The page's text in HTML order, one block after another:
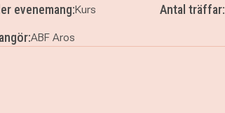
evenemang:Kurs Antal träffar:
ABF Aros
- Fagersta